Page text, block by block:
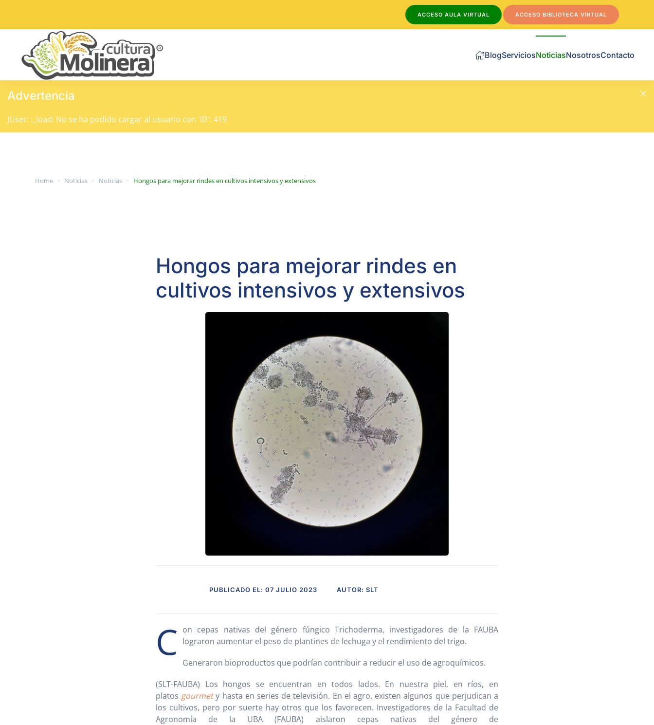
Skip to main content
ACCESO AULA VIRTUAL ACCESO BIBLIOTECA VIRTUAL
BlogServiciosNoticiasNosotrosContacto
Advertencia
JUser: :_load: No se ha podido cargar al usuario con 'ID': 419
Home Noticias Noticias Hongos para mejorar rindes en cultivos intensivos y extensivos
Hongos para mejorar rindes en
cultivos intensivos y extensivos
PUBLICADO EL: 07 JULIO 2023 AUTOR: SLT
C on cepas nativas del género fúngico Trichoderma, investigadores de la FAUBA
lograron aumentar el peso de plantines de lechuga y el rendimiento del trigo.
Generaron bioproductos que podrían contribuir a reducir el uso de agroquímicos.
(SLT-FAUBA) Los hongos se encuentran en todos lados. En nuestra piel, en ríos, en
platos gourmety hasta en series de televisión. En el agro, existen algunos que perjudican a
los cultivos, pero por suerte hay otros que los favorecen. Investigadores de la Facultad de
Agronomía de la UBA (FAUBA) aislaron cepas nativas del género de